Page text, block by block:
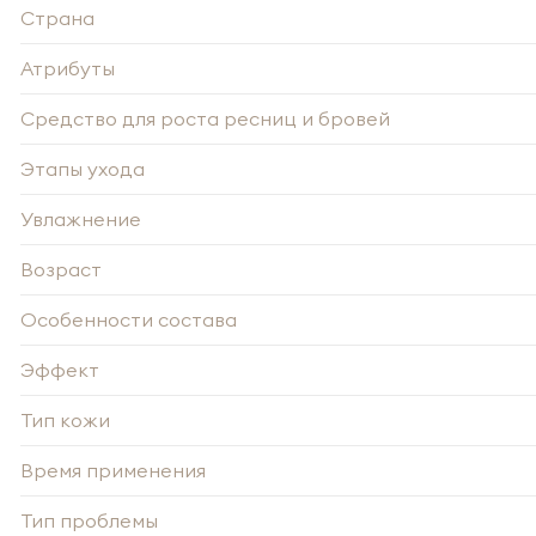
Страна
Атрибуты
Средство для роста ресниц и бровей
Этапы ухода
Увлажнение
Возраст
Особенности состава
Эффект
Тип кожи
Время применения
Тип проблемы